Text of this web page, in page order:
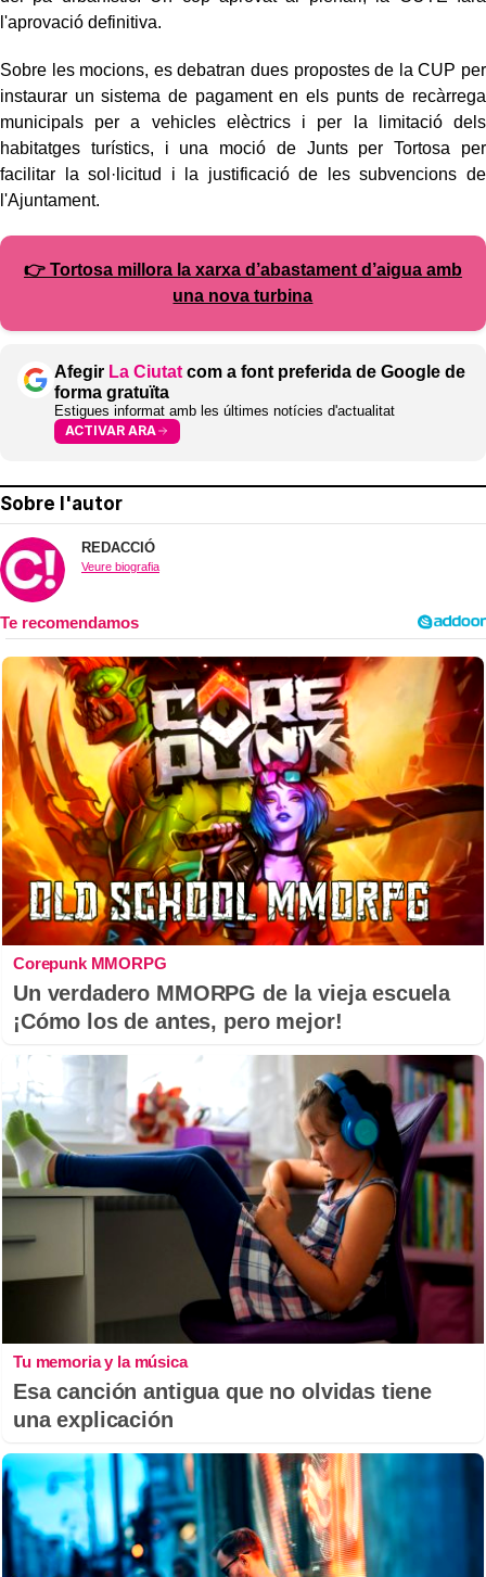
l'aprovació definitiva.
Sobre les mocions, es debatran dues propostes de la CUP per
instaurar un sistema de pagament en els punts de recàrrega
municipals per a vehicles elèctrics i per la limitació dels
habitatges turístics, i una moció de Junts per Tortosa per
facilitar la sol·licitud i la justificació de les subvencions de
l'Ajuntament.
👉 Tortosa millora la xarxa d’abastament d’aigua amb
una nova turbina
Afegir La Ciutat com a font preferida de Google de
forma gratuïta
Estigues informat amb les últimes notícies d'actualitat
ACTIVAR ARA
Sobre l'autor
REDACCIÓ
Veure biografia
Corepunk MMORPG
Un verdadero MMORPG de la vieja escuela
¡Cómo los de antes, pero mejor!
Tu memoria y la música
Esa canción antigua que no olvidas tiene
una explicación